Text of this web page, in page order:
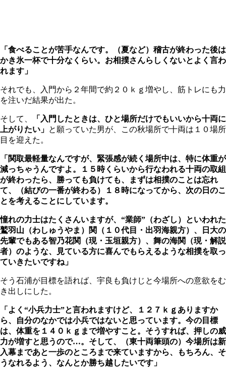
「食べることが苦手なんです。（夏など）稽古が終わった後は
かき氷一杯で十分なくらい。お相撲さんらしくないとよく言わ
れます」
それでも、入門から２年間で約２０ｋｇ増やし、筋トレにも力
を注いだ結果が出た。
そして、
「入門したときは、ひと場所だけでもいいから十両に
上がりたい」 と願っていた男が、この秋場所で十両は１０場所
目を迎えた。
「関取最軽量なんですが、緊張感が続く場所中は、特に体重が
減っちゃうんですよ。１５時くらいから行なわれる十両の取組
が終わったら、勝っても負けても、まずは相撲のことは忘れ
て、（結びの一番が終わる）１８時になってから、次の日のこ
とを考えることにしています。
憧れの力士はたくさんいますが、“業師”（わざし）といわれた
鷲羽山（わしゅうやま）関（１０代目・出羽海親方）、日大の
先輩でもある智乃花関（現・玉垣親方）、舞の海関（現・解説
者）のような、見ている方に喜んでもらえるような相撲を取っ
ていきたいですね」
そう石浦が目標を語れば、宇良も負けじと今場所への意欲をむ
き出しにした。
「よく“小兵力士”と言われますけど、１２７ｋｇありますか
ら、自分のなかでは小兵ではないと思っています。今の目標
は、体重を１４０ｋｇまで増やすこと。そうすれば、押しの威
力が増すと思うので…。そして、（東十両筆頭の）今場所は新
入幕まであと一歩のところまで来ていますから、もちろん、そ
うなれるよう、なんとか勝ち越したいです」